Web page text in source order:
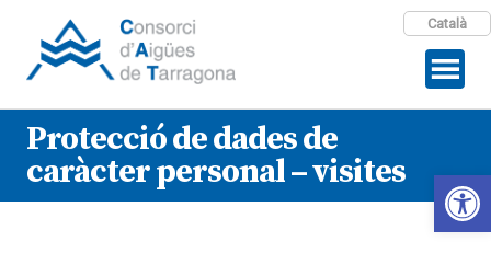
Català
Protecció de dades de
caràcter personal – visites